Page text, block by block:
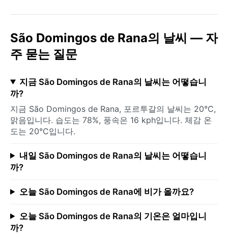
São Domingos de Rana의 날씨 — 자
주 묻는 질문
지금 São Domingos de Rana의 날씨는 어떻습니
까?
지금 São Domingos de Rana, 포르투갈의 날씨는 20°C,
맑음입니다. 습도는 78%, 풍속은 16 kph입니다. 체감 온
도는 20°C입니다.
내일 São Domingos de Rana의 날씨는 어떻습니
까?
오늘 São Domingos de Rana에 비가 올까요?
오늘 São Domingos de Rana의 기온은 얼마입니
까?